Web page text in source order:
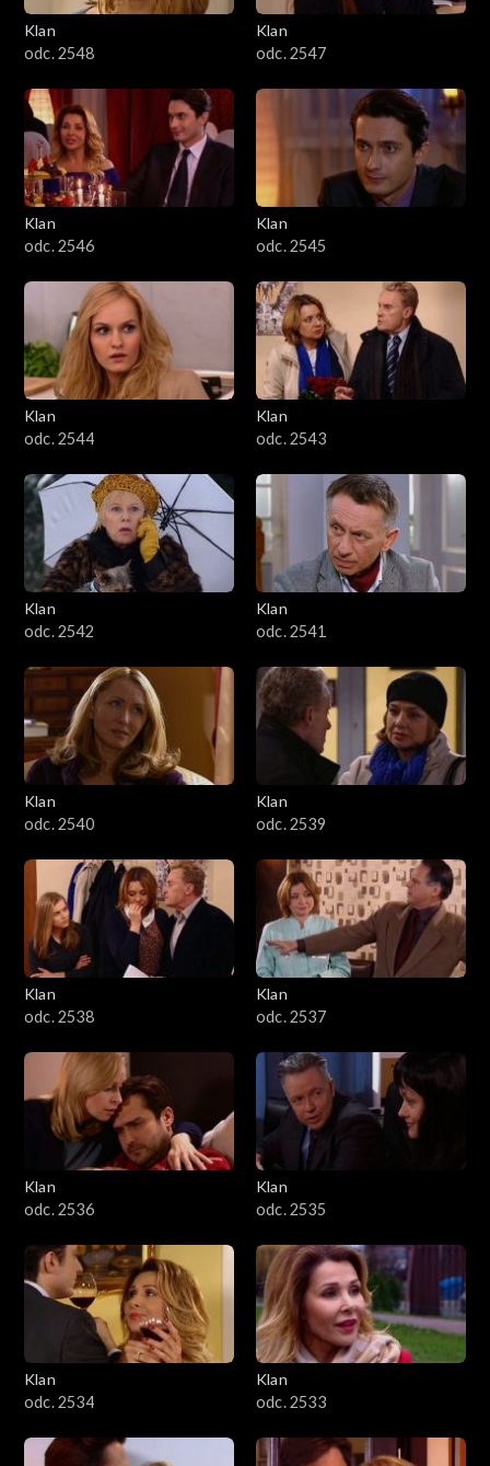
Klan
odc. 2548
Klan
odc. 2547
Klan
odc. 2546
Klan
odc. 2545
Klan
odc. 2544
Klan
odc. 2543
Klan
odc. 2542
Klan
odc. 2541
Klan
odc. 2540
Klan
odc. 2539
Klan
odc. 2538
Klan
odc. 2537
Klan
odc. 2536
Klan
odc. 2535
Klan
odc. 2534
Klan
odc. 2533